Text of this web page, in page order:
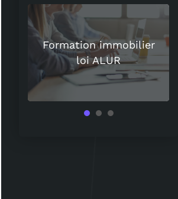
Formation immobilier
loi ALUR